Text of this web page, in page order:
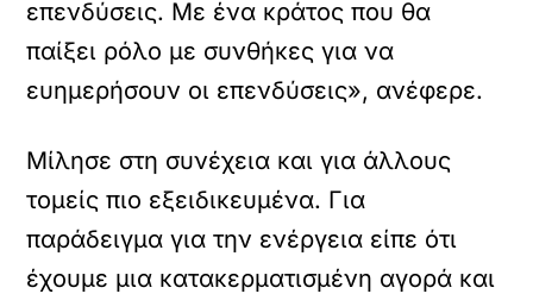
επενδύσεις. Με ένα κράτος που θα
παίξει ρόλο με συνθήκες για να
ευημερήσουν οι επενδύσεις», ανέφερε.
Μίλησε στη συνέχεια και για άλλους
τομείς πιο εξειδικευμένα. Για
παράδειγμα για την ενέργεια είπε ότι
έχουμε μια κατακερματισμένη αγορά και